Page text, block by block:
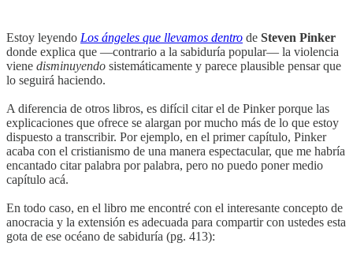
Estoy leyendo Los ángeles que llevamos dentro de Steven Pinker
donde explica que —contrario a la sabiduría popular— la violencia
viene disminuyendo sistemáticamente y parece plausible pensar que
lo seguirá haciendo.
A diferencia de otros libros, es difícil citar el de Pinker porque las
explicaciones que ofrece se alargan por mucho más de lo que estoy
dispuesto a transcribir. Por ejemplo, en el primer capítulo, Pinker
acaba con el cristianismo de una manera espectacular, que me habría
encantado citar palabra por palabra, pero no puedo poner medio
capítulo acá.
En todo caso, en el libro me encontré con el interesante concepto de
anocracia y la extensión es adecuada para compartir con ustedes esta
gota de ese océano de sabiduría (pg. 413):